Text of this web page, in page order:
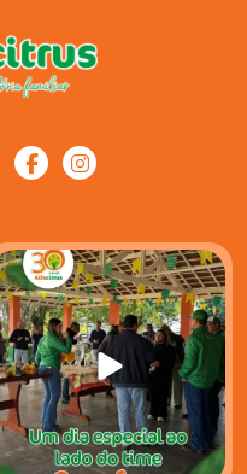
Na Alfacitrus, acreditamos
que grandes...
45 0